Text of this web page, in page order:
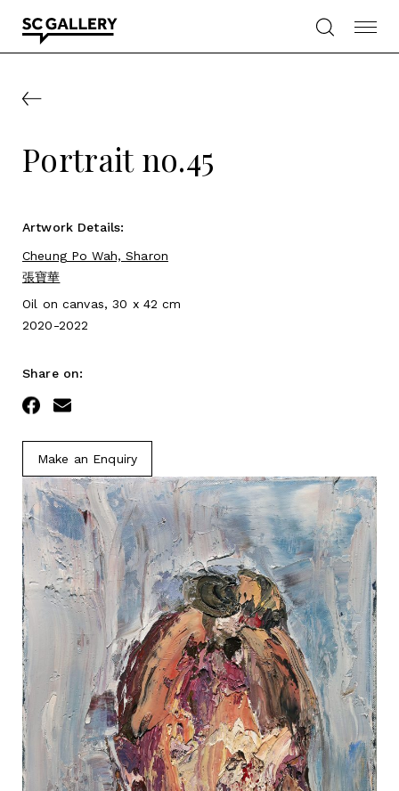
content
Portrait no.45
Artwork Details:
Cheung Po Wah, Sharon
張寶華
Oil on canvas, 30 x 42 cm
2020-2022
Share on:
Facebook
Make an Enquiry